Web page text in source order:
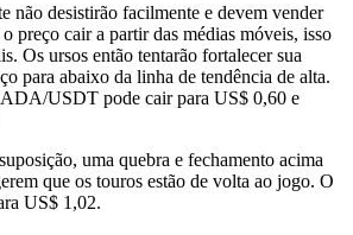
não desistirão facilmente e devem vender
preço cair a partir das médias móveis, isso
Os ursos então tentarão fortalecer sua
para abaixo da linha de tendência de alta.
ADA/USDT pode cair para US$ 0,60 e
uma quebra e fechamento acima
que os touros estão de volta ao jogo. O
US$ 1,02.